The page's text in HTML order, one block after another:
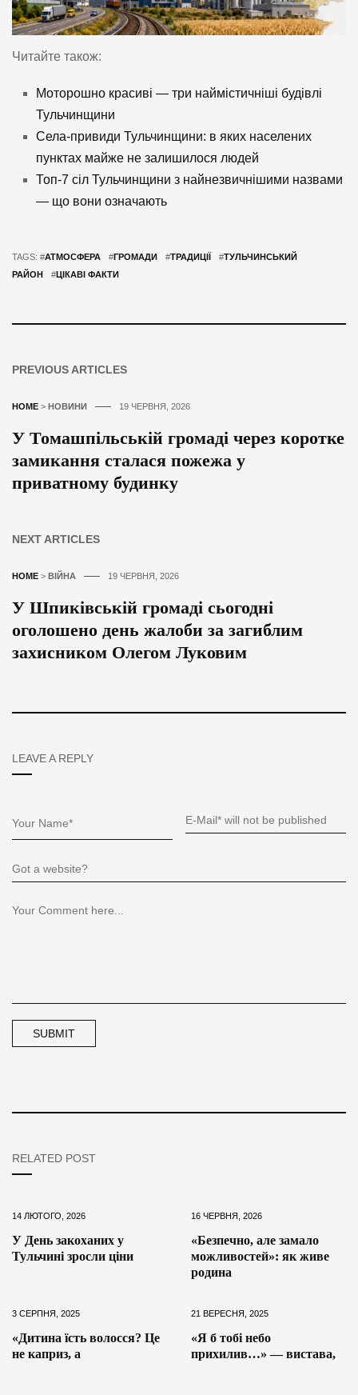
Читайте також:
Моторошно красиві — три наймістичніші будівлі
Тульчинщини
Села-привиди Тульчинщини: в яких населених
пунктах майже не залишилося людей
Топ-7 сіл Тульчинщини з найнезвичнішими назвами
— що вони означають
TAGS: #АТМОСФЕРА #ГРОМАДИ #ТРАДИЦІЇ #ТУЛЬЧИНСЬКИЙ
РАЙОН
#ЦІКАВІ ФАКТИ
PREVIOUS ARTICLES
HOME > НОВИНИ 19 ЧЕРВНЯ, 2026
У Томашпільській громаді через коротке
замикання сталася пожежа у
приватному будинку
NEXT ARTICLES
HOME > ВІЙНА 19 ЧЕРВНЯ, 2026
У Шпиківській громаді сьогодні
оголошено день жалоби за загиблим
захисником Олегом Луковим
LEAVE A REPLY
RELATED POST
14 ЛЮТОГО, 2026
У День закоханих у
Тульчині зросли ціни
16 ЧЕРВНЯ, 2026
«Безпечно, але замало
можливостей»: як живе
родина
3 СЕРПНЯ, 2025
«Дитина їсть волосся? Це
не каприз, а
21 ВЕРЕСНЯ, 2025
«Я б тобі небо
прихилив…» — вистава,